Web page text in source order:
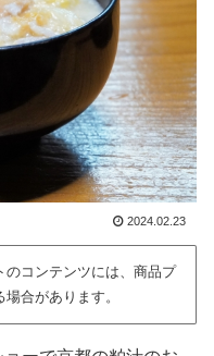
2024.02.23
のコンテンツには、商品プ
合があります。